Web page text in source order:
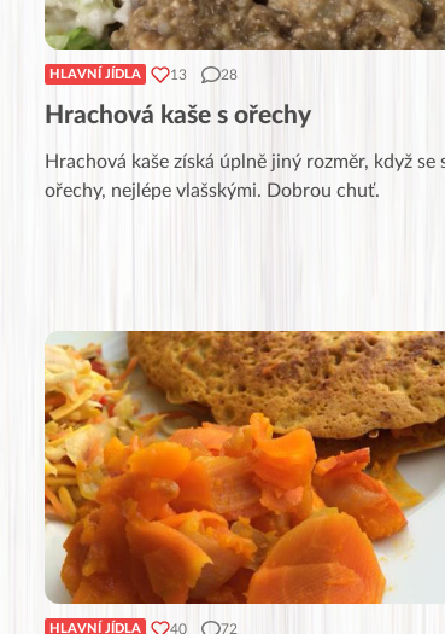
HLAVNÍ JÍDLA 13 28
Hrachová kaše s ořechy
Hrachová kaše získá úplně jiný rozměr, když se
ořechy, nejlépe vlašskými. Dobrou chuť.
HLAVNÍ JÍDLA 40 72